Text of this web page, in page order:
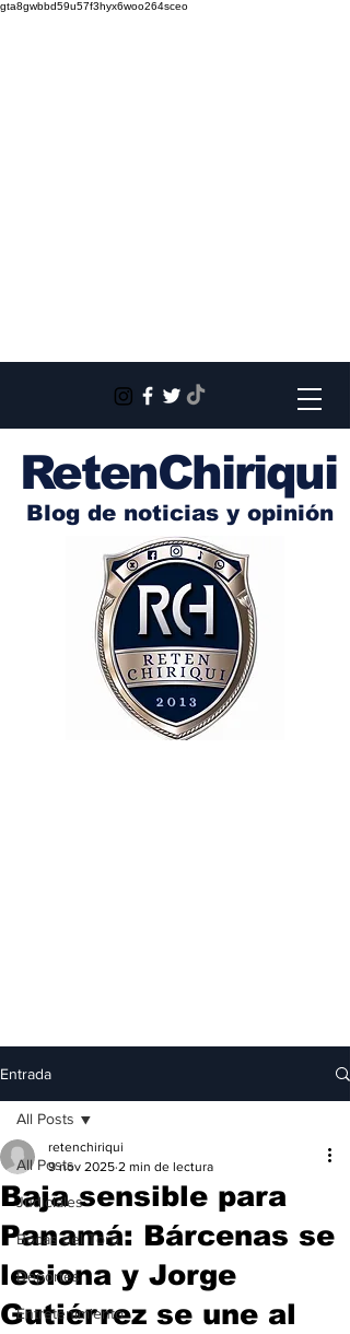
gta8gwbbd59u57f3hyx6woo264sceo
RetenChiriqui
Blog de noticias y opinión
Entrada
All Posts
Judiciales
Bocas del Toro
Deportes
Entretenimiento
All Posts
Baja sensible para
Panamá: Bárcenas se
lesiona y Jorge
Gutiérrez se une al
retenchiriqui
9 nov 2025 2 min de lectura